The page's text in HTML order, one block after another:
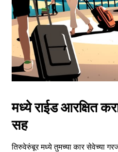
close
the
calendar.
मध्ये राईड आरक्षित
सह
तिरुवेरुंबूर मध्ये तुमच्या कार सेवेच्या